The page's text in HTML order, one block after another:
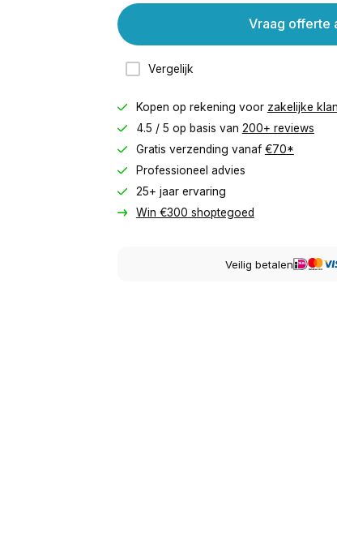
Vergelijk
Vraag offerte
Kopen op rekening voor zakelijke
4.5 / 5 op basis van 200+ reviews
Gratis verzending vanaf €70*
Professioneel advies
25+ jaar ervaring
Win €300 shoptegoed
Veilig betalen